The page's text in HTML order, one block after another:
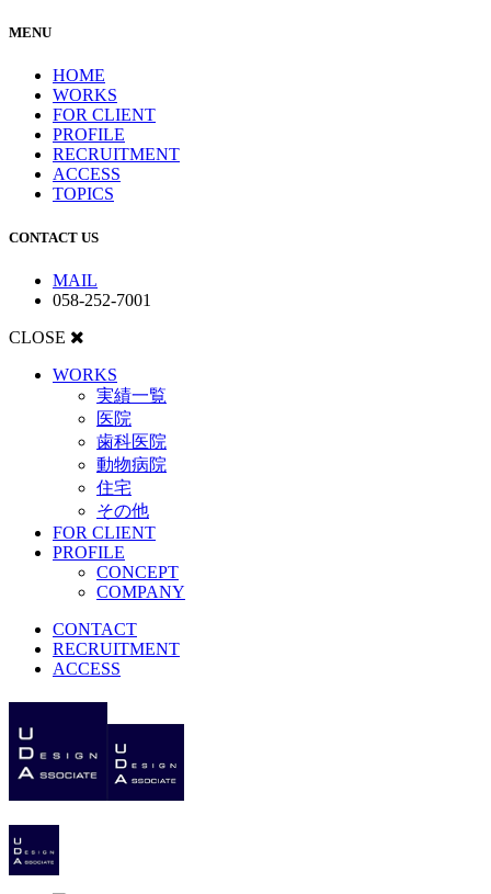
MENU
HOME
WORKS
FOR CLIENT
PROFILE
RECRUITMENT
ACCESS
TOPICS
CONTACT US
MAIL
058-252-7001
CLOSE
WORKS
実績一覧
医院
歯科医院
動物病院
住宅
その他
FOR CLIENT
PROFILE
CONCEPT
COMPANY
CONTACT
RECRUITMENT
ACCESS